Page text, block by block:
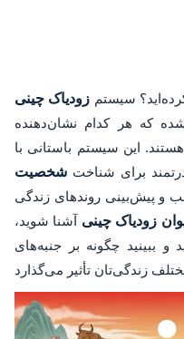
سیستم زودیاک چینی
بنا شده که هر کدام نشان‌دهنده
این سیستم باستانی با
شخصیت
و پیش‌بینی روندهای زندگی
آشنا شوید،
ببینید چگونه بر جنبه‌های